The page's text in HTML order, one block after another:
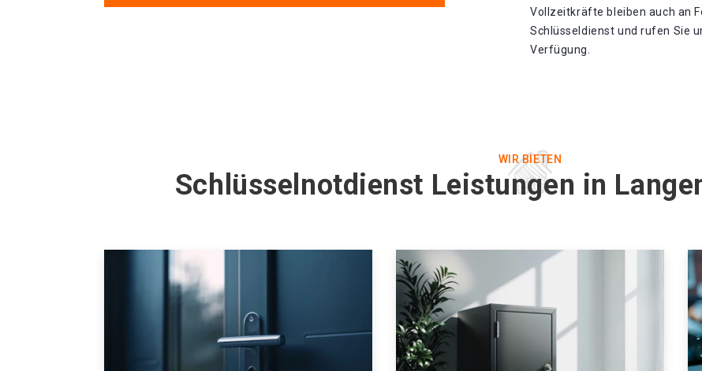
Vollzeitkräfte bleiben auch an
Schlüsseldienst und rufen Sie
Verfügung.
WIR BIETEN
Schlüsselnotdienst Leistungen in